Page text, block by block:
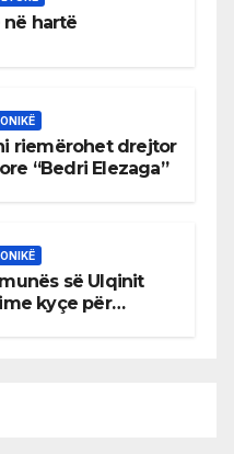
në hartë
riemërohet drejtor
“Bedri Elezaga”
së Ulqinit
kyçe për